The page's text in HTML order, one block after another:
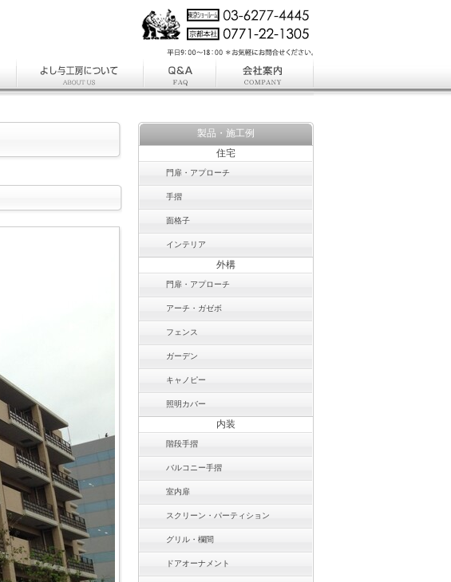
製品・施工例
住宅
門扉・アプローチ
手摺
面格子
インテリア
外構
門扉・アプローチ
アーチ・ガゼボ
フェンス
ガーデン
キャノピー
照明カバー
内装
階段手摺
バルコニー手摺
室内扉
スクリーン・パーティション
グリル・欄間
ドアオーナメント